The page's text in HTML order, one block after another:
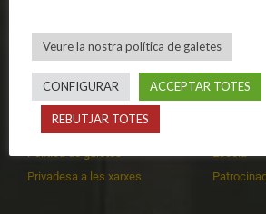
Història
Organització
Publicacions
Avís legal
Privadesa a les xarxes
Primer
Primer
Equips
Equips
Veure la nostra política de galetes
CONFIGURAR ACCEPTAR TOTES
REBUTJAR TOTES